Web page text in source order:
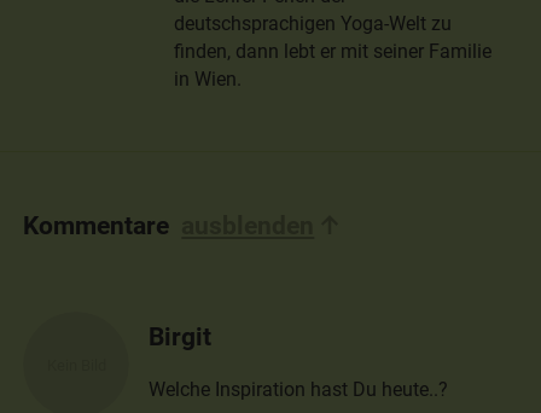
deutschsprachigen Yoga-Welt zu
finden, dann lebt er mit seiner Familie
in Wien.
Kommentare
Birgit
Welche Inspiration hast Du heute..?